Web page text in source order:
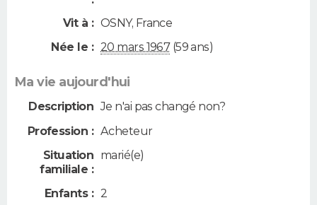
Vit à : OSNY, France
Née le : 20 mars 1967(59 ans)
Ma vie aujourd'hui
Description Je n'ai pas changé non?
Profession : Acheteur
Situation
familiale :
marié(e)
Enfants : 2